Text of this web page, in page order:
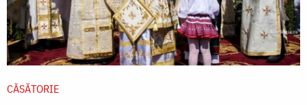
CĂSĂTORIE